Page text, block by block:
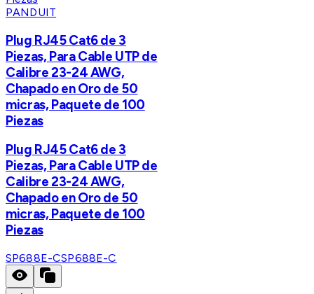
PANDUIT
Plug RJ45 Cat6 de 3
Piezas, Para Cable UTP de
Calibre 23-24 AWG,
Chapado en Oro de 50
micras, Paquete de 100
Piezas
Plug RJ45 Cat6 de 3
Piezas, Para Cable UTP de
Calibre 23-24 AWG,
Chapado en Oro de 50
micras, Paquete de 100
Piezas
SP688E-CSP688E-C